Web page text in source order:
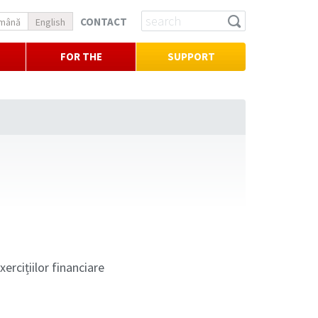
English CONTACT
FOR THE SUPPORT
financiare